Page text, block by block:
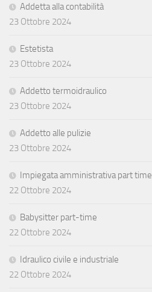
Addetta alla contabilità
23 Ottobre 2024
Estetista
23 Ottobre 2024
Addetto termoidraulico
23 Ottobre 2024
Addetto alle pulizie
23 Ottobre 2024
Impiegata amministrativa part time
22 Ottobre 2024
Babysitter part-time
22 Ottobre 2024
Idraulico civile e industriale
22 Ottobre 2024